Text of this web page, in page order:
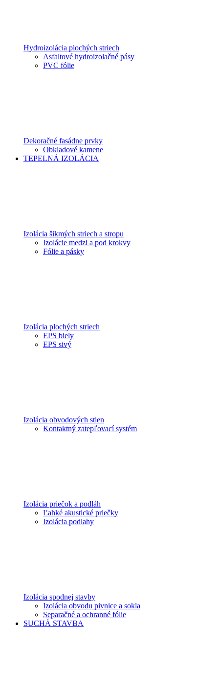
Hydroizolácia plochých striech
Asfaltové hydroizolačné pásy
PVC fólie
Dekoračné fasádne prvky
Obkladové kamene
TEPELNÁ IZOLÁCIA
Izolácia šikmých striech a stropu
Izolácie medzi a pod krokvy
Fólie a pásky
Izolácia plochých striech
EPS biely
EPS sivý
Izolácia obvodových stien
Kontaktný zatepľovací systém
Izolácia priečok a podláh
Ľahké akustické priečky
Izolácia podlahy
Izolácia spodnej stavby
Izolácia obvodu pivnice a sokla
Separačné a ochranné fólie
SUCHÁ STAVBA